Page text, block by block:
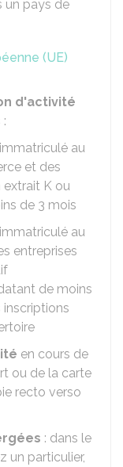
un pays de
(UE)
d'activité
au
et des
extrait K ou
de 3 mois
au
entreprises
de moins
inscriptions
en cours de
ou de la carte
recto verso
: dans le
un particulier,